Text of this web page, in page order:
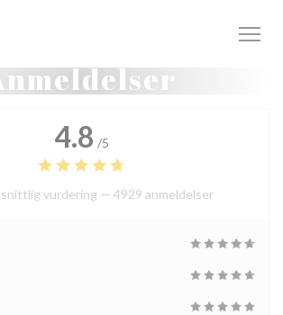
4.8 /5
vurdering — 4929 anmeldelser